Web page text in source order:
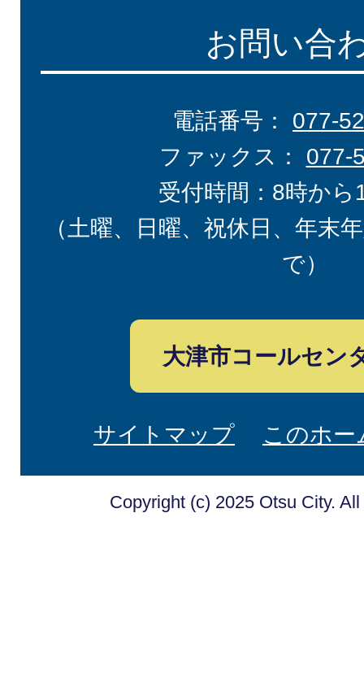
お問い合
電話番号： 077-
ファックス： 077-
受付時間：8時から
（土曜、日曜、祝休日、年末
で）
大津市コールセン
サイトマップ このホ
Copyright (c) 2025 Otsu City.